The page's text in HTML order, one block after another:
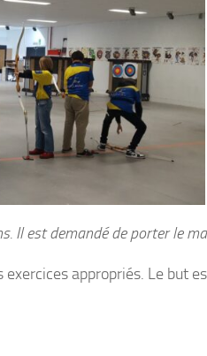
Il est demandé de porter le
appropriés. Le but